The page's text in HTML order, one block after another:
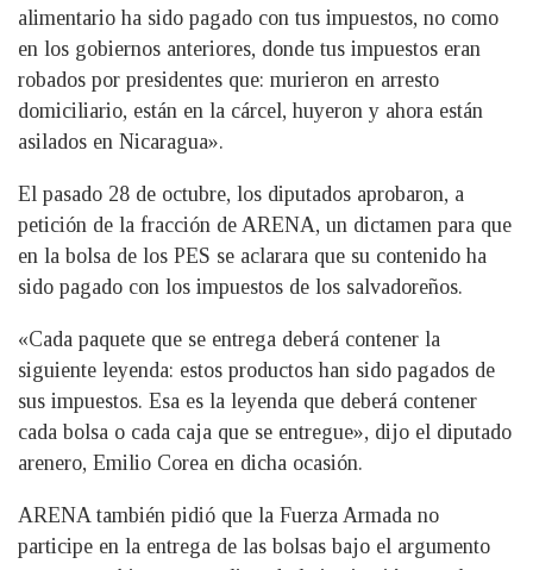
alimentario ha sido pagado con tus impuestos, no como
en los gobiernos anteriores, donde tus impuestos eran
robados por presidentes que: murieron en arresto
domiciliario, están en la cárcel, huyeron y ahora están
asilados en Nicaragua».
El pasado 28 de octubre, los diputados aprobaron, a
petición de la fracción de ARENA, un dictamen para que
en la bolsa de los PES se aclarara que su contenido ha
sido pagado con los impuestos de los salvadoreños.
«Cada paquete que se entrega deberá contener la
siguiente leyenda: estos productos han sido pagados de
sus impuestos. Esa es la leyenda que deberá contener
cada bolsa o cada caja que se entregue», dijo el diputado
arenero, Emilio Corea en dicha ocasión.
ARENA también pidió que la Fuerza Armada no
participe en la entrega de las bolsas bajo el argumento